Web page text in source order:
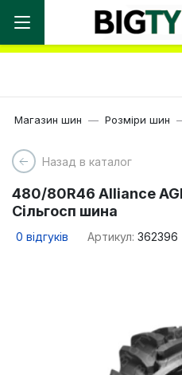
Ми працюємо!
доставка
Магазин шин Розміри шин
Назад в каталог
480/80R46 Alliance
Сільгосп шина
0 відгуків Артикул: 362396